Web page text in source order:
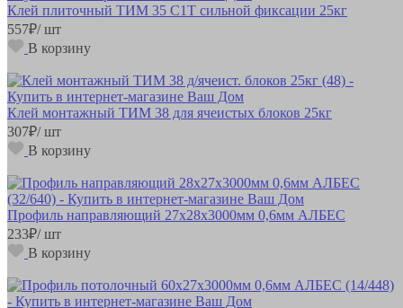
Клей плиточный ТИМ 35 С1Т сильной фиксации 25кг
557₽/ шт
В корзину
Клей монтажный ТИМ 38 для ячеистых блоков 25кг
307₽/ шт
В корзину
Профиль направляющий 27х28х3000мм 0,6мм АЛБЕС
233₽/ шт
В корзину